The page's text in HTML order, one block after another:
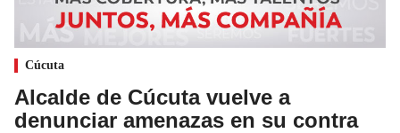
Cúcuta
Alcalde de Cúcuta vuelve a
denunciar amenazas en su contra